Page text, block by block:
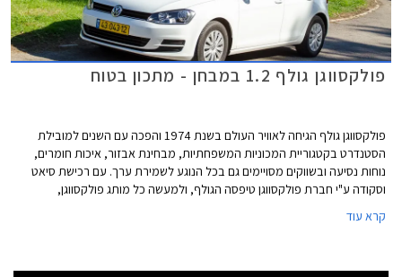
פולקסווגן גולף 1.2 במבחן - מתכון בטוח
פולקסווגן גולף הגיחה לאוויר העולם בשנת 1974 והפכה עם השנים למובילת
הסטנדרט בקטגוריית המכוניות המשפחתיות, מבחינת אבזור, איכות חומרים,
נוחות נסיעה ובשווקים מסויימים גם בכל הנוגע לשמירת ערך. עם רכישת סיאט
וסקודה ע"י חברת פולקסווגן טיפסה הגולף, ולמעשה כל מותג פולקסווגן,
עם רכבים דוגמת מרצדס A קלאס או ב.מ.וו סדרה 1.
קרא עוד